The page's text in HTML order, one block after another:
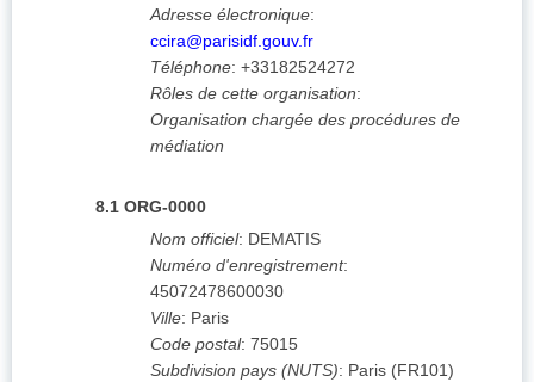
Adresse électronique:
ccira@parisidf.gouv.fr
Téléphone: +33182524272
Rôles de cette organisation:
Organisation chargée des procédures de
médiation
8.1 ORG-0000
Nom officiel: DEMATIS
Numéro d'enregistrement:
45072478600030
Ville: Paris
Code postal: 75015
Subdivision pays (NUTS): Paris (FR101)